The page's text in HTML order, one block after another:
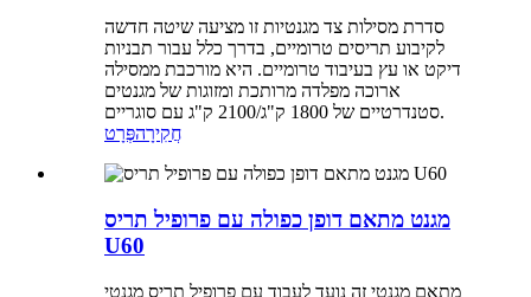
סדרת מסילות צד מגנטיות זו מציעה שיטה חדשה
לקיבוע תריסים טרומיים, בדרך כלל עבור תבניות
דיקט או עץ בעיבוד טרומיים. היא מורכבת ממסילה
ארוכה מפלדה מרותכת ומזוגות של מגנטים
סטנדרטיים של 1800 ק"ג/2100 ק"ג עם סוגריים.
חֲקִירָהפְּרָט
מגנט מתאם דופן כפולה עם פרופיל תריס
U60
מתאם מגנטי זה נועד לעבוד עם פרופיל תריס מגנטי